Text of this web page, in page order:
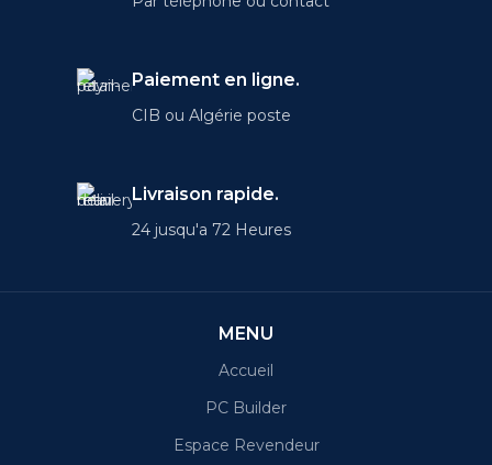
Paiement en ligne.
CIB ou Algérie poste
Livraison rapide.
24 jusqu'a 72 Heures
MENU
Accueil
PC Builder
Espace Revendeur